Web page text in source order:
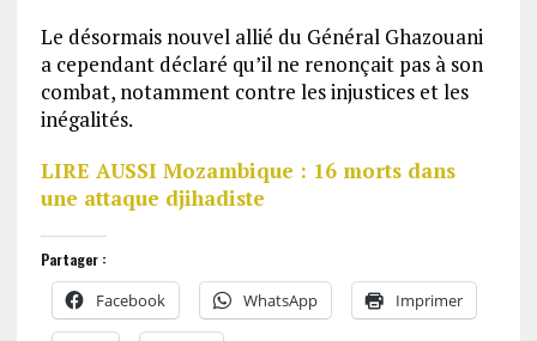
Le désormais nouvel allié du Général Ghazouani
a cependant déclaré qu’il ne renonçait pas à son
combat, notamment contre les injustices et les
inégalités.
LIRE AUSSI Mozambique : 16 morts dans
une attaque djihadiste
Partager :
Facebook WhatsApp Imprimer